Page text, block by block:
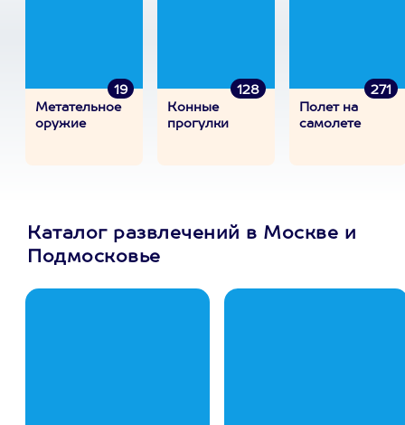
19
Метательное
оружие
128
Конные
прогулки
271
Полет на
самолете
Каталог развлечений в Москве и
Подмосковье